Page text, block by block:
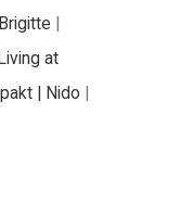
Brigitte |
at
| Nido |